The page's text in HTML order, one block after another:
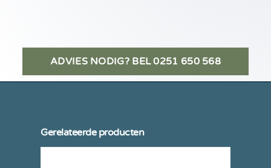
ADVIES NODIG? BEL 0251 650 568
Gerelateerde producten